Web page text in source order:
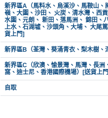
B
B
Q
場
地
新
新界區A（馬料水、烏溪沙、馬鞍山、
嶺、大圍、沙田、 火炭、清水灣、西
水圍、元朗、 新田、落馬洲、 錦田、
上水、石湖墟、沙頭角、大埔、 大尾
貨上門]
新界區B（荃灣、葵涌青衣、梨木樹、
新界區C（欣澳、愉景灣、馬灣、長洲
窩、迪士尼、香港國際機場）[送貨上
自取